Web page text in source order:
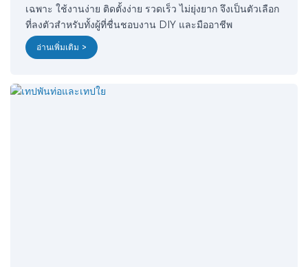
เฉพาะ ใช้งานง่าย ติดตั้งง่าย รวดเร็ว ไม่ยุ่งยาก จึงเป็นตัวเลือก
ที่ลงตัวสำหรับทั้งผู้ที่ชื่นชอบงาน DIY และมืออาชีพ
อ่านเพิ่มเติม >